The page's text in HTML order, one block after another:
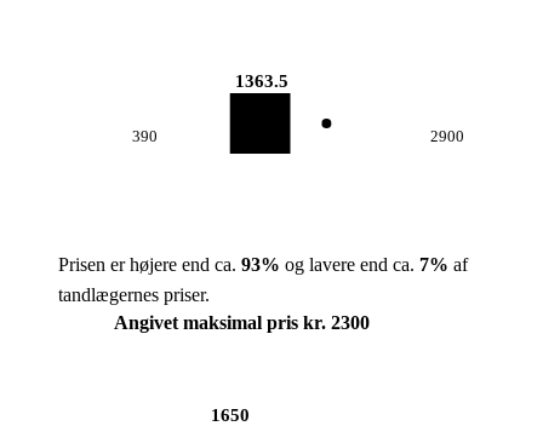
390
1363.5
2900
Prisen er højere end ca. 93% og lavere end ca. 7% af
tandlægernes priser.
Angivet maksimal pris kr. 2300
1650